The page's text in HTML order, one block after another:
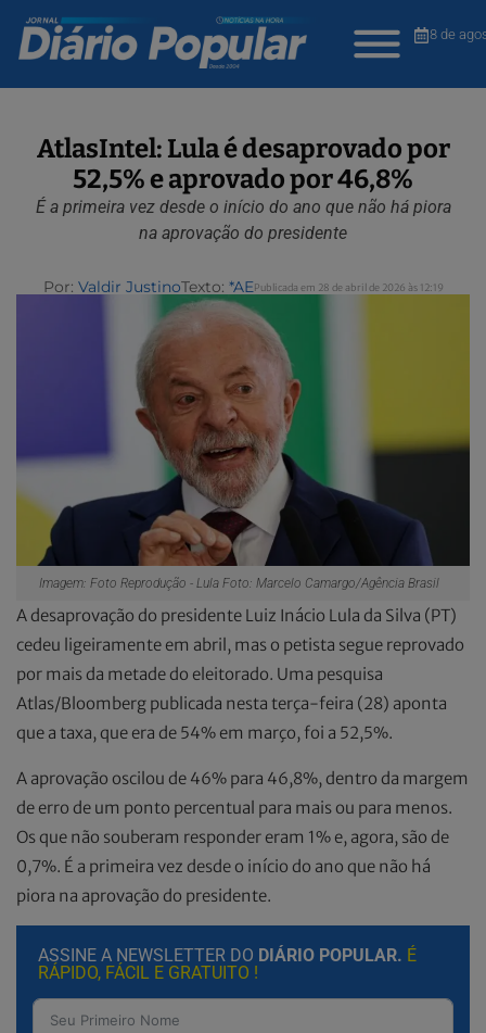
8 de
AtlasIntel: Lula é desaprovado por
52,5% e aprovado por 46,8%
É a primeira vez desde o início do ano que não há piora
na aprovação do presidente
Por: Valdir JustinoTexto: *AEPublicada em 28 de abril de 2026 às 12:19
Imagem: Foto Reprodução - Lula Foto: Marcelo Camargo/Agência Brasil
A desaprovação do presidente Luiz Inácio Lula da Silva (PT)
cedeu ligeiramente em abril, mas o petista segue reprovado
por mais da metade do eleitorado. Uma pesquisa
Atlas/Bloomberg publicada nesta terça-feira (28) aponta
que a taxa, que era de 54% em março, foi a 52,5%.
A aprovação oscilou de 46% para 46,8%, dentro da margem
de erro de um ponto percentual para mais ou para menos.
Os que não souberam responder eram 1% e, agora, são de
0,7%. É a primeira vez desde o início do ano que não há
piora na aprovação do presidente.
ASSINE A NEWSLETTER DO DIÁRIO POPULAR. É
RÁPIDO, FÁCIL E GRATUITO !